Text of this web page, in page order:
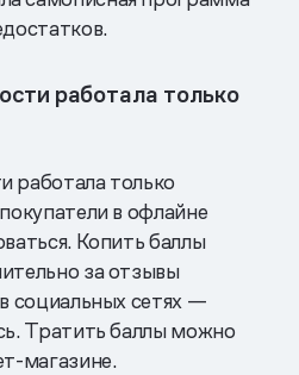
работала только
работала только
в офлайне
Копить баллы
за отзывы
социальных сетях —
Тратить баллы можно
магазине.